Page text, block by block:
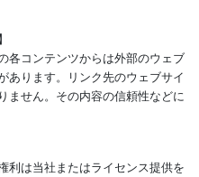
各コンテンツからは外部のウェブ
あります。リンク先のウェブサイ
ません。その内容の信頼性などに
利は当社またはライセンス提供を